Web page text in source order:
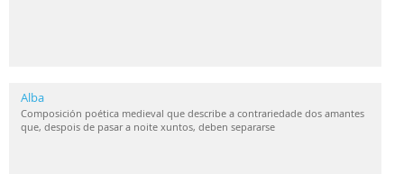
Alba
Composición poética medieval que describe a contrariedade dos amantes
que, despois de pasar a noite xuntos, deben separarse